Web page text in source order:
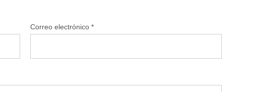
Correo electrónico *